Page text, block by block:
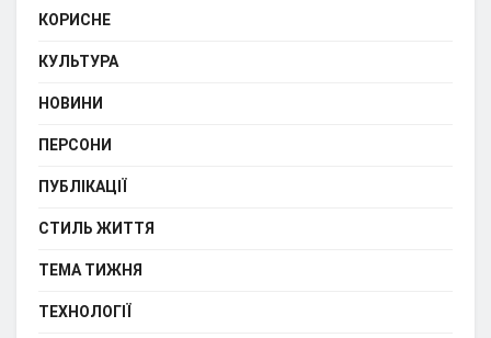
КОРИСНЕ
КУЛЬТУРА
НОВИНИ
ПЕРСОНИ
ПУБЛІКАЦІЇ
СТИЛЬ ЖИТТЯ
ТЕМА ТИЖНЯ
ТЕХНОЛОГІЇ